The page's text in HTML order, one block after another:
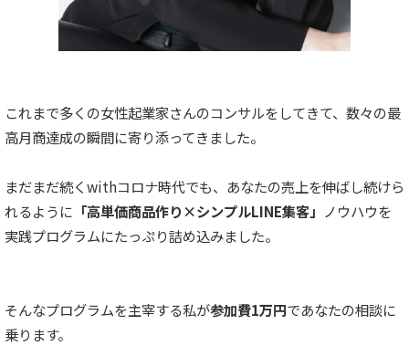
これまで多くの女性起業家さんのコンサルをしてきて、数々の最
高月商達成の瞬間に寄り添ってきました。
まだまだ続くwithコロナ時代でも、あなたの売上を伸ばし続けら
れるように 「高単価商品作り×シンプルLINE集客」 ノウハウを
実践プログラムにたっぷり詰め込みました。
そんなプログラムを主宰する私が参加費1万円であなたの相談に
乗ります。